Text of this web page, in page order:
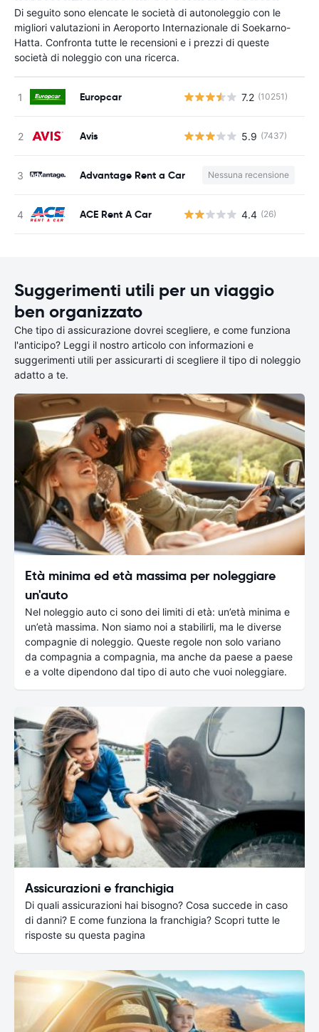
Di seguito sono elencate le società di autonoleggio con le
migliori valutazioni in Aeroporto Internazionale di Soekarno-
Hatta. Confronta tutte le recensioni e i prezzi di queste
società di noleggio con una ricerca.
Europcar 7.2 (10251)
Avis 5.9 (7437)
Advantage Rent a Car Nessuna recensione
ACE Rent A Car 4.4 (26)
Suggerimenti utili per un viaggio
ben organizzato
Che tipo di assicurazione dovrei scegliere, e come funziona
l'anticipo? Leggi il nostro articolo con informazioni e
suggerimenti utili per assicurarti di scegliere il tipo di noleggio
adatto a te.
Età minima ed età massima per noleggiare
un'auto
Nel noleggio auto ci sono dei limiti di età: un’età minima e
un’età massima. Non siamo noi a stabilirli, ma le diverse
compagnie di noleggio. Queste regole non solo variano
da compagnia a compagnia, ma anche da paese a paese
e a volte dipendono dal tipo di auto che vuoi noleggiare.
Assicurazioni e franchigia
Di quali assicurazioni hai bisogno? Cosa succede in caso
di danni? E come funziona la franchigia? Scopri tutte le
risposte su questa pagina